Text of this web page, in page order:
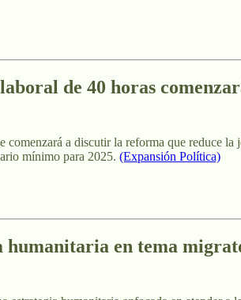
de 40 horas
a discutir la reforma que reduce
mínimo para 2025. (Expansión Política)
humanitaria en tema